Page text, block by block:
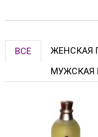
ВСЕ
ЖЕНСКАЯ
МУЖСКАЯ